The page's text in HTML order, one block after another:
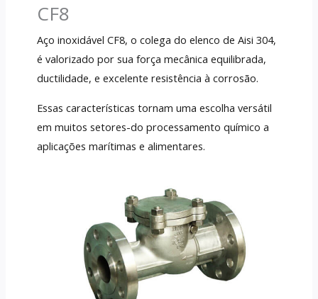
CF8
Aço inoxidável CF8, o colega do elenco de Aisi 304,
é valorizado por sua força mecânica equilibrada,
ductilidade, e excelente resistência à corrosão.
Essas características tornam uma escolha versátil
em muitos setores-do processamento químico a
aplicações marítimas e alimentares.